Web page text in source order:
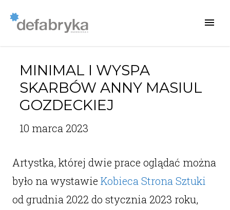
MINIMAL I WYSPA
SKARBÓW ANNY MASIUL
GOZDECKIEJ
10 marca 2023
Artystka, której dwie prace oglądać można
było na wystawie Kobieca Strona Sztuki
od grudnia 2022 do stycznia 2023 roku,